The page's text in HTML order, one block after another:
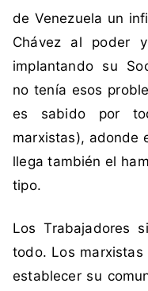
C
o
m
u
n
s
m
o
,
u
,
de Venezuela un
Chávez al poder
implantando su
no tenía esos
es sabido por
marxistas), adonde
llega también el
tipo.
Los Trabajadores
todo. Los
establecer su